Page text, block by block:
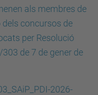
als membres de
dels concursos de
per Resolució
de 7 de gener de
2026-